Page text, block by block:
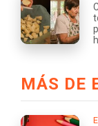
MÁS DE